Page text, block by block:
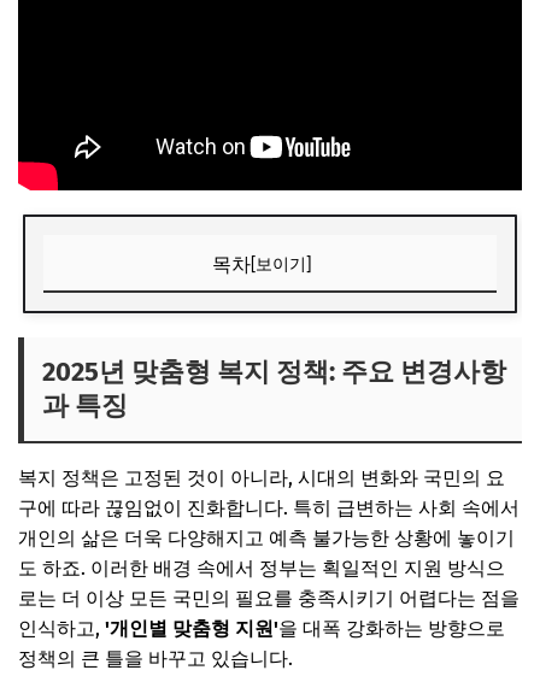
목차[보이기]
📌 지금 뜨는 꿀정보! 놓치지 마세요
추가할인 코드 WRVE6
내 상황에 최적화된 복지, 3단계로 찾아보기
1단계: 온라인 자가진단 활용하기 (복지로)
2단계: 지자체 복지 상담 및 방문 신청하기
3단계: 전문가의 도움(사회복지사 등) 받기
📌 지금 뜨는 꿀정보! 놓치지 마세요
추가할인 코드 WRVE6
2025년 맞춤형 복지 정책: 주요 변경사항
과 특징
복지 정책은 고정된 것이 아니라, 시대의 변화와 국민의 요
구에 따라 끊임없이 진화합니다. 특히 급변하는 사회 속에서
개인의 삶은 더욱 다양해지고 예측 불가능한 상황에 놓이기
도 하죠. 이러한 배경 속에서 정부는 획일적인 지원 방식으
로는 더 이상 모든 국민의 필요를 충족시키기 어렵다는 점을
인식하고, '개인별 맞춤형 지원'을 대폭 강화하는 방향으로
정책의 큰 틀을 바꾸고 있습니다.